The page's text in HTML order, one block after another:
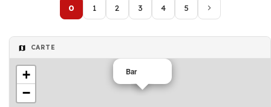
0 1 2 3 4 5
CARTE
Bar
+
−